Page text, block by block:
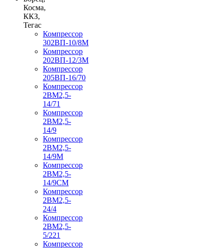
Косма,
ККЗ,
Тегас
Компрессор
302ВП-10/8М
Компрессор
202ВП-12/3М
Компрессор
205ВП-16/70
Компрессор
2ВМ2,5-
14/71
Компрессор
2ВМ2,5-
14/9
Компрессор
2ВМ2,5-
14/9М
Компрессор
2ВМ2,5-
14/9СМ
Компрессор
2ВМ2,5-
24/4
Компрессор
2ВМ2,5-
5/221
Компрессор